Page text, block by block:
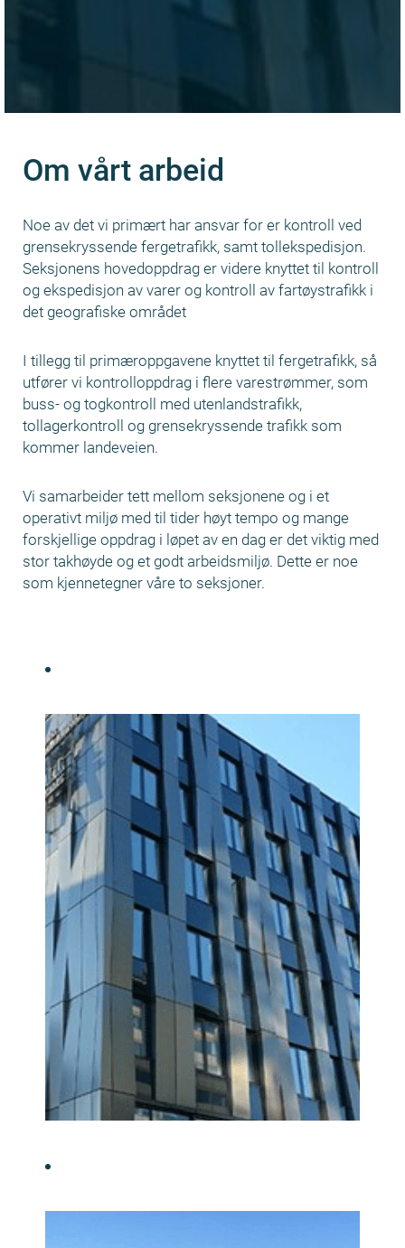
Om vårt arbeid
Noe av det vi primært har ansvar for er kontroll ved
grensekryssende fergetrafikk, samt tollekspedisjon.
Seksjonens hovedoppdrag er videre knyttet til kontroll
og ekspedisjon av varer og kontroll av fartøystrafikk i
det geografiske området
I tillegg til primæroppgavene knyttet til fergetrafikk, så
utfører vi kontrolloppdrag i flere varestrømmer, som
buss- og togkontroll med utenlandstrafikk,
tollagerkontroll og grensekryssende trafikk som
kommer landeveien.
Vi samarbeider tett mellom seksjonene og i et
operativt miljø med til tider høyt tempo og mange
forskjellige oppdrag i løpet av en dag er det viktig med
stor takhøyde og et godt arbeidsmiljø. Dette er noe
som kjennetegner våre to seksjoner.